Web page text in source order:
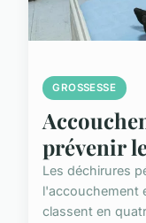
GROSSESSE
prévenir
Les déchirures
l'accouchement
classent en